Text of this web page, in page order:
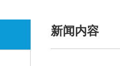
新闻内容